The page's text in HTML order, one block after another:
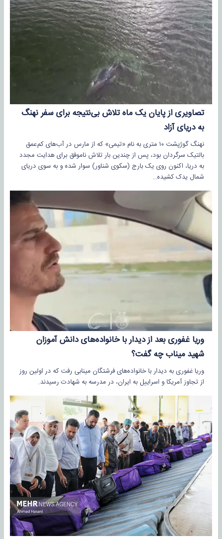
تصاویری از پایان یک ماه تلاش بی‌نتیجه برای سفر نهنگ
به دریای آزاد
نهنگ گوژپشت ۱۰ متری به نام «تیمی» که از مارس در آب‌های کم‌عمق
بالتیک سرگردان بود، پس از چندین بار تلاش ناموفق برای هدایت مجدد
به دریا، اکنون روی یک بارج (سکوی شناور) سوار شده و به سوی دریای
شمال یدک کشیده…
وریا غفوری بعد از دیدار با خانواده‌های دانش آموزان
شهید میناب چه گفت؟
وریا غفوری به دیدار با خانواده‌های فرشتگان مینابی رفت که در اولین روز
از تجاوز آمریکا و اسراییل به ایران، در مدرسه به شهادت رسیدند.